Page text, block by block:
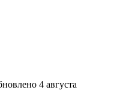
4 августа